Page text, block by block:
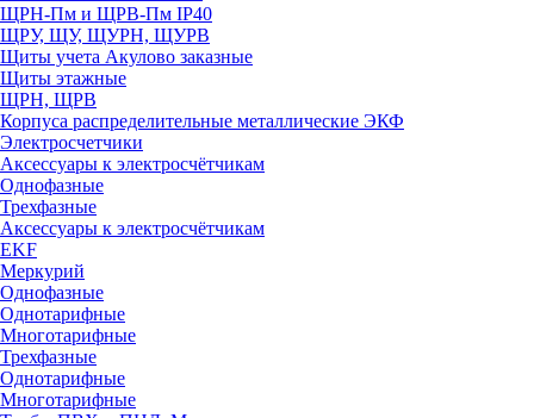
ЩРН-Пм и ЩРВ-Пм IP40
ЩРУ, ЩУ, ЩУРН, ЩУРВ
Щиты учета Акулово заказные
Щиты этажные
ЩРН, ЩРВ
Корпуса распределительные металлические ЭКФ
Электросчетчики
Аксессуары к электросчётчикам
Однофазные
Трехфазные
Аксессуары к электросчётчикам
EKF
Меркурий
Однофазные
Однотарифные
Многотарифные
Трехфазные
Однотарифные
Многотарифные